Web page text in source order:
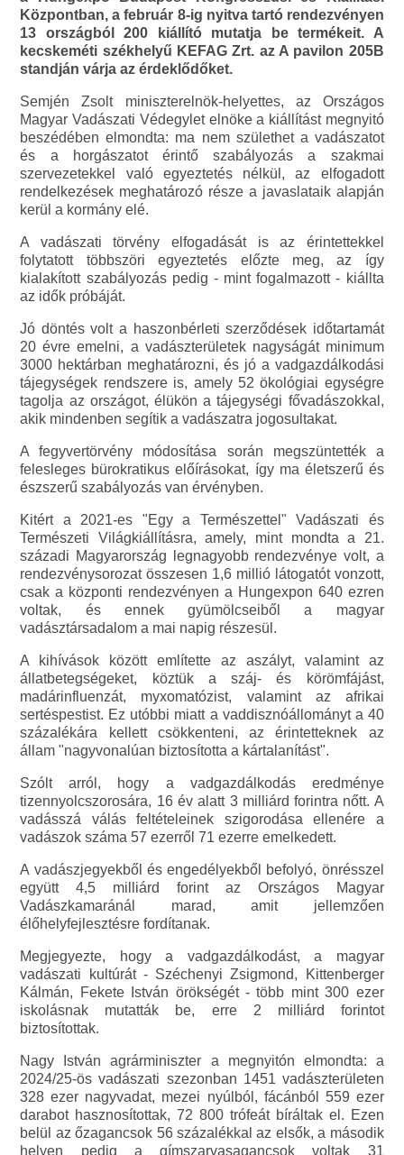
Központban, a február 8-ig nyitva tartó rendezvényen
13 országból 200 kiállító mutatja be termékeit. A
kecskeméti székhelyű KEFAG Zrt. az A pavilon 205B
standján várja az érdeklődőket.
Semjén Zsolt miniszterelnök-helyettes, az Országos
Magyar Vadászati Védegylet elnöke a kiállítást megnyitó
beszédében elmondta: ma nem születhet a vadászatot
és a horgászatot érintő szabályozás a szakmai
szervezetekkel való egyeztetés nélkül, az elfogadott
rendelkezések meghatározó része a javaslataik alapján
kerül a kormány elé.
A vadászati törvény elfogadását is az érintettekkel
folytatott többszöri egyeztetés előzte meg, az így
kialakított szabályozás pedig - mint fogalmazott - kiállta
az idők próbáját.
Jó döntés volt a haszonbérleti szerződések időtartamát
20 évre emelni, a vadászterületek nagyságát minimum
3000 hektárban meghatározni, és jó a vadgazdálkodási
tájegységek rendszere is, amely 52 ökológiai egységre
tagolja az országot, élükön a tájegységi fővadászokkal,
akik mindenben segítik a vadászatra jogosultakat.
A fegyvertörvény módosítása során megszüntették a
felesleges bürokratikus előírásokat, így ma életszerű és
észszerű szabályozás van érvényben.
Kitért a 2021-es "Egy a Természettel" Vadászati és
Természeti Világkiállításra, amely, mint mondta a 21.
századi Magyarország legnagyobb rendezvénye volt, a
rendezvénysorozat összesen 1,6 millió látogatót vonzott,
csak a központi rendezvényen a Hungexpon 640 ezren
voltak, és ennek gyümölcseiből a magyar
vadásztársadalom a mai napig részesül.
A kihívások között említette az aszályt, valamint az
állatbetegségeket, köztük a száj- és körömfájást,
madárinfluenzát, myxomatózist, valamint az afrikai
sertéspestist. Ez utóbbi miatt a vaddisznóállományt a 40
százalékára kellett csökkenteni, az érintetteknek az
állam "nagyvonalúan biztosította a kártalanítást".
Szólt arról, hogy a vadgazdálkodás eredménye
tizennyolcszorosára, 16 év alatt 3 milliárd forintra nőtt. A
vadásszá válás feltételeinek szigorodása ellenére a
vadászok száma 57 ezerről 71 ezerre emelkedett.
A vadászjegyekből és engedélyekből befolyó, önrésszel
együtt 4,5 milliárd forint az Országos Magyar
Vadászkamaránál marad, amit jellemzően
élőhelyfejlesztésre fordítanak.
Megjegyezte, hogy a vadgazdálkodást, a magyar
vadászati kultúrát - Széchenyi Zsigmond, Kittenberger
Kálmán, Fekete István örökségét - több mint 300 ezer
iskolásnak mutatták be, erre 2 milliárd forintot
biztosítottak.
Nagy István agrárminiszter a megnyitón elmondta: a
2024/25-ös vadászati szezonban 1451 vadászterületen
328 ezer nagyvadat, mezei nyúlból, fácánból 559 ezer
darabot hasznosítottak, 72 800 trófeát bíráltak el. Ezen
belül az őzagancsok 56 százalékkal az elsők, a második
helyen pedig a gímszarvasagancsok voltak 31